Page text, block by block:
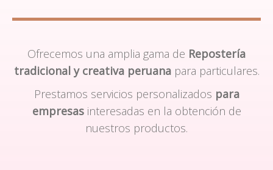
Ofrecemos una amplia gama de Repostería
tradicional y creativa peruanapara particulares.
Prestamos servicios personalizados para
empresasinteresadas en la obtención de
nuestros productos.